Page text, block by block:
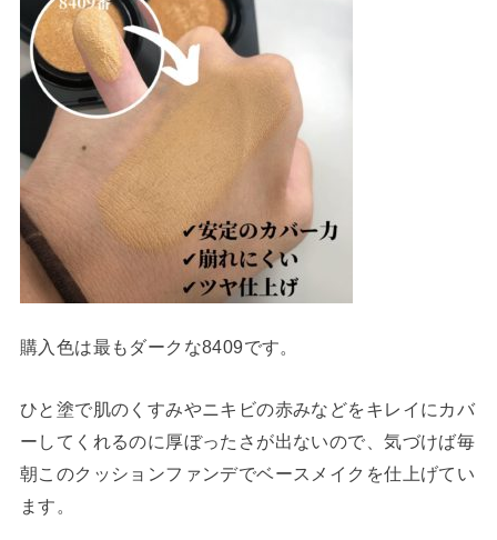
購入色は最もダークな8409です。
ひと塗で肌のくすみやニキビの赤みなどをキレイにカバ
ーしてくれるのに厚ぼったさが出ないので、気づけば毎
朝このクッションファンデでベースメイクを仕上げてい
ます。